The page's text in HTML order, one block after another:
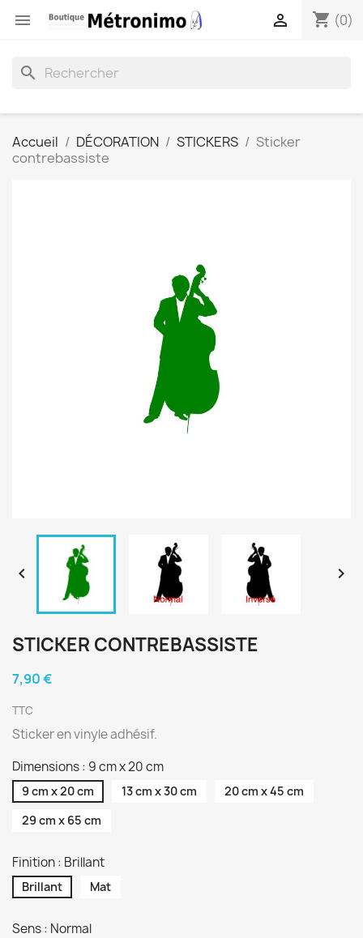
 shopping_cart (0)

search
Accueil DÉCORATION STICKERS
Sticker
contrebassiste
 
STICKER CONTREBASSISTE
7,90 €
TTC
Sticker en vinyle adhésif.
Dimensions : 9 cm x 20 cm
9 cm x 20 cm 13 cm x 30 cm
20 cm x 45 cm
29 cm x 65 cm
Finition : Brillant
Brillant Mat
Sens : Normal